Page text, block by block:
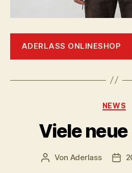
ADERLASS ONLINESHOP
NEWS
Viele
Beitragsautor
Von Aderlass